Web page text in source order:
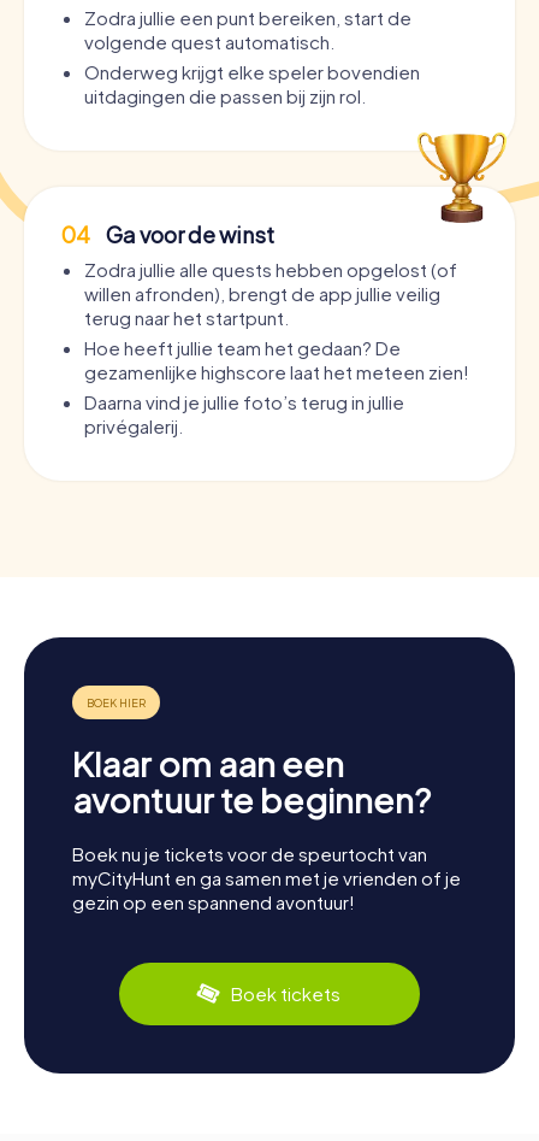
Zodra jullie een punt bereiken, start de
volgende quest automatisch.
Onderweg krijgt elke speler bovendien
uitdagingen die passen bij zijn rol.
04 Ga voor de winst
Zodra jullie alle quests hebben opgelost (of
willen afronden), brengt de app jullie veilig
terug naar het startpunt.
Hoe heeft jullie team het gedaan? De
gezamenlijke highscore laat het meteen zien!
Daarna vind je jullie foto’s terug in jullie
privégalerij.
Klaar om aan een
avontuur te beginnen?
Boek nu je tickets voor de speurtocht van
myCityHunt en ga samen met je vrienden of je
gezin op een spannend avontuur!
Boek tickets